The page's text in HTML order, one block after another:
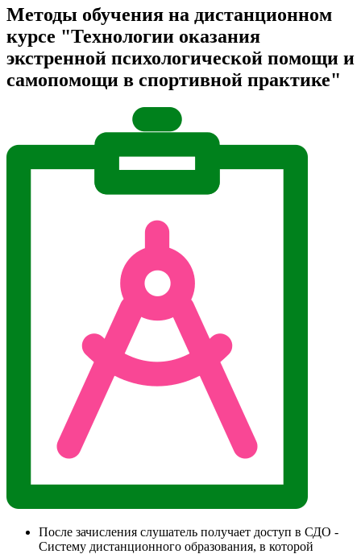
Методы обучения на дистанционном
курсе "Технологии оказания
экстренной психологической помощи и
самопомощи в спортивной практике"
После зачисления слушатель получает доступ в СДО -
Систему дистанционного образования, в которой